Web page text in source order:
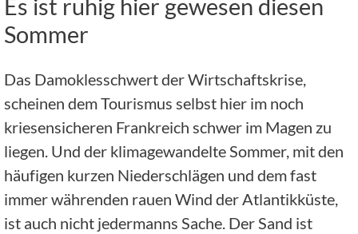
Es ist ruhig hier gewesen diesen
Sommer
Das Damoklesschwert der Wirtschaftskrise,
scheinen dem Tourismus selbst hier im noch
kriesensicheren Frankreich schwer im Magen zu
liegen. Und der klimagewandelte Sommer, mit den
häufigen kurzen Niederschlägen und dem fast
immer währenden rauen Wind der Atlantikküste,
ist auch nicht jedermanns Sache. Der Sand ist